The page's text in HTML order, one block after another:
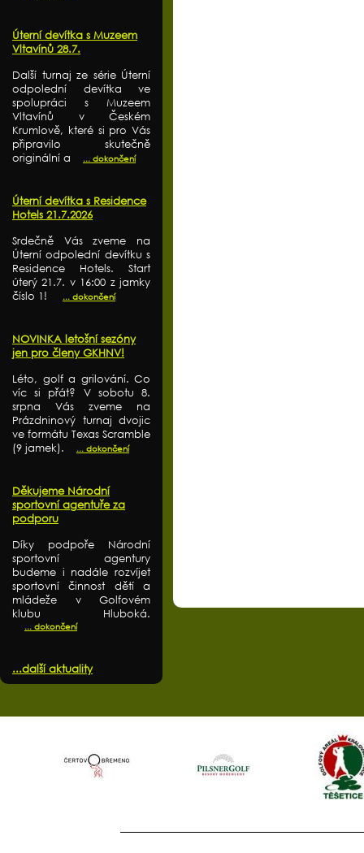
Úterní devítka s Muzeem
Vltavínů 28.7.
Další turnaj ze série Úterní
odpolední devítka ve
spolupráci s Muzeem
Vltavínů v Českém
Krumlově, které si pro Vás
připravilo skutečně
originální a
... dokončení
Úterní devítka s Residence
Hotels 21.7.2026
Srdečně Vás zveme na
Úterní odpolední devítku s
Residence Hotels. Start
úterý 21.7. v 16:00 z jamky
číslo 1!
... dokončení
NOVINKA letošní sezóny
jen pro členy GKHNV!
Léto, golf a grilování. Co
víc si přát? V sobotu 8.
srpna Vás zveme na
Prázdninový turnaj dvojic
ve formátu Texas Scramble
(9 jamek).
... dokončení
Děkujeme Národní
sportovní agentuře za
podporu
Díky podpoře Národní
sportovní agentury
budeme i nadále rozvíjet
sportovní činnost dětí a
mládeže v Golfovém
klubu Hluboká.
... dokončení
...další aktuality